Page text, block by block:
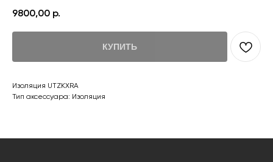
9800,00 р.
КУПИТЬ
Изоляция UTZKXRA
Тип аксессуара: Изоляция